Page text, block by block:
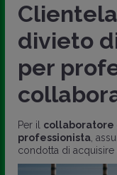
divieto
per
Per il collaboratore
professionista,
condotta di